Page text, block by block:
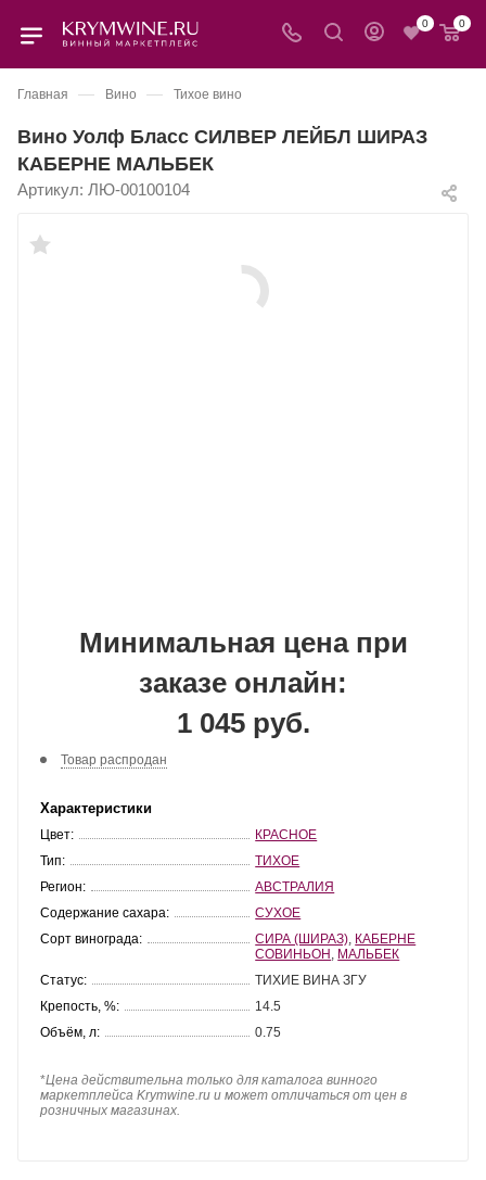
0 0
Главная — Вино — Тихое вино
Вино Уолф Бласс СИЛВЕР ЛЕЙБЛ ШИРАЗ
КАБЕРНЕ МАЛЬБЕК
Артикул: ЛЮ-00100104
Минимальная цена при
заказе онлайн:
1 045 руб.
Товар распродан
Характеристики
Цвет:
КРАСНОЕ
Тип:
ТИХОЕ
Регион:
АВСТРАЛИЯ
Содержание сахара:
СУХОЕ
Сорт винограда:
СИРА (ШИРАЗ) КАБЕРНЕ
СОВИНЬОН МАЛЬБЕК
Статус:
ТИХИЕ ВИНА ЗГУ
Крепость, %:
14.5
Объём, л:
0.75
*Цена действительна только для каталога винного
маркетплейса Krymwine.ru и может отличаться от цен в
розничных магазинах.